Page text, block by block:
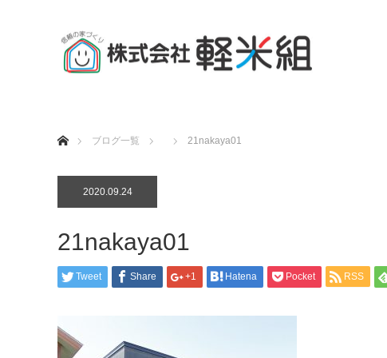
ブログ一覧
21nakaya01
2020.09.24
21nakaya01
Tweet Share +1 Hatena Pocket RSS